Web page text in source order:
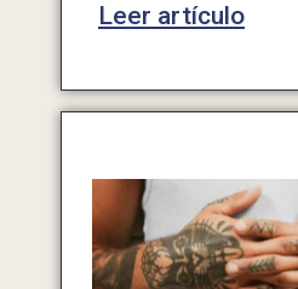
Leer artículo